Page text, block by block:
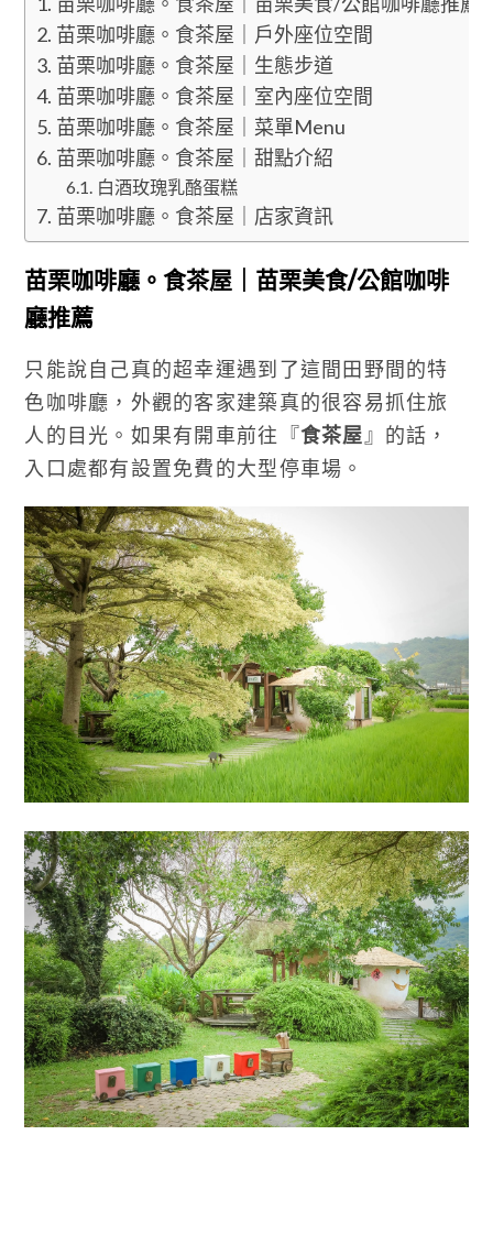
苗栗咖啡廳。食茶屋｜戶外座位空間
苗栗咖啡廳。食茶屋｜生態步道
苗栗咖啡廳。食茶屋｜室內座位空間
苗栗咖啡廳。食茶屋｜菜單Menu
苗栗咖啡廳。食茶屋｜甜點介紹
白酒玫瑰乳酪蛋糕
苗栗咖啡廳。食茶屋｜店家資訊
苗栗咖啡廳。食茶屋｜苗栗美食/公館咖啡
廳推薦
只能說自己真的超幸運遇到了這間田野間的特
色咖啡廳，外觀的客家建築真的很容易抓住旅
人的目光。如果有開車前往『食茶屋』的話，
入口處都有設置免費的大型停車場。